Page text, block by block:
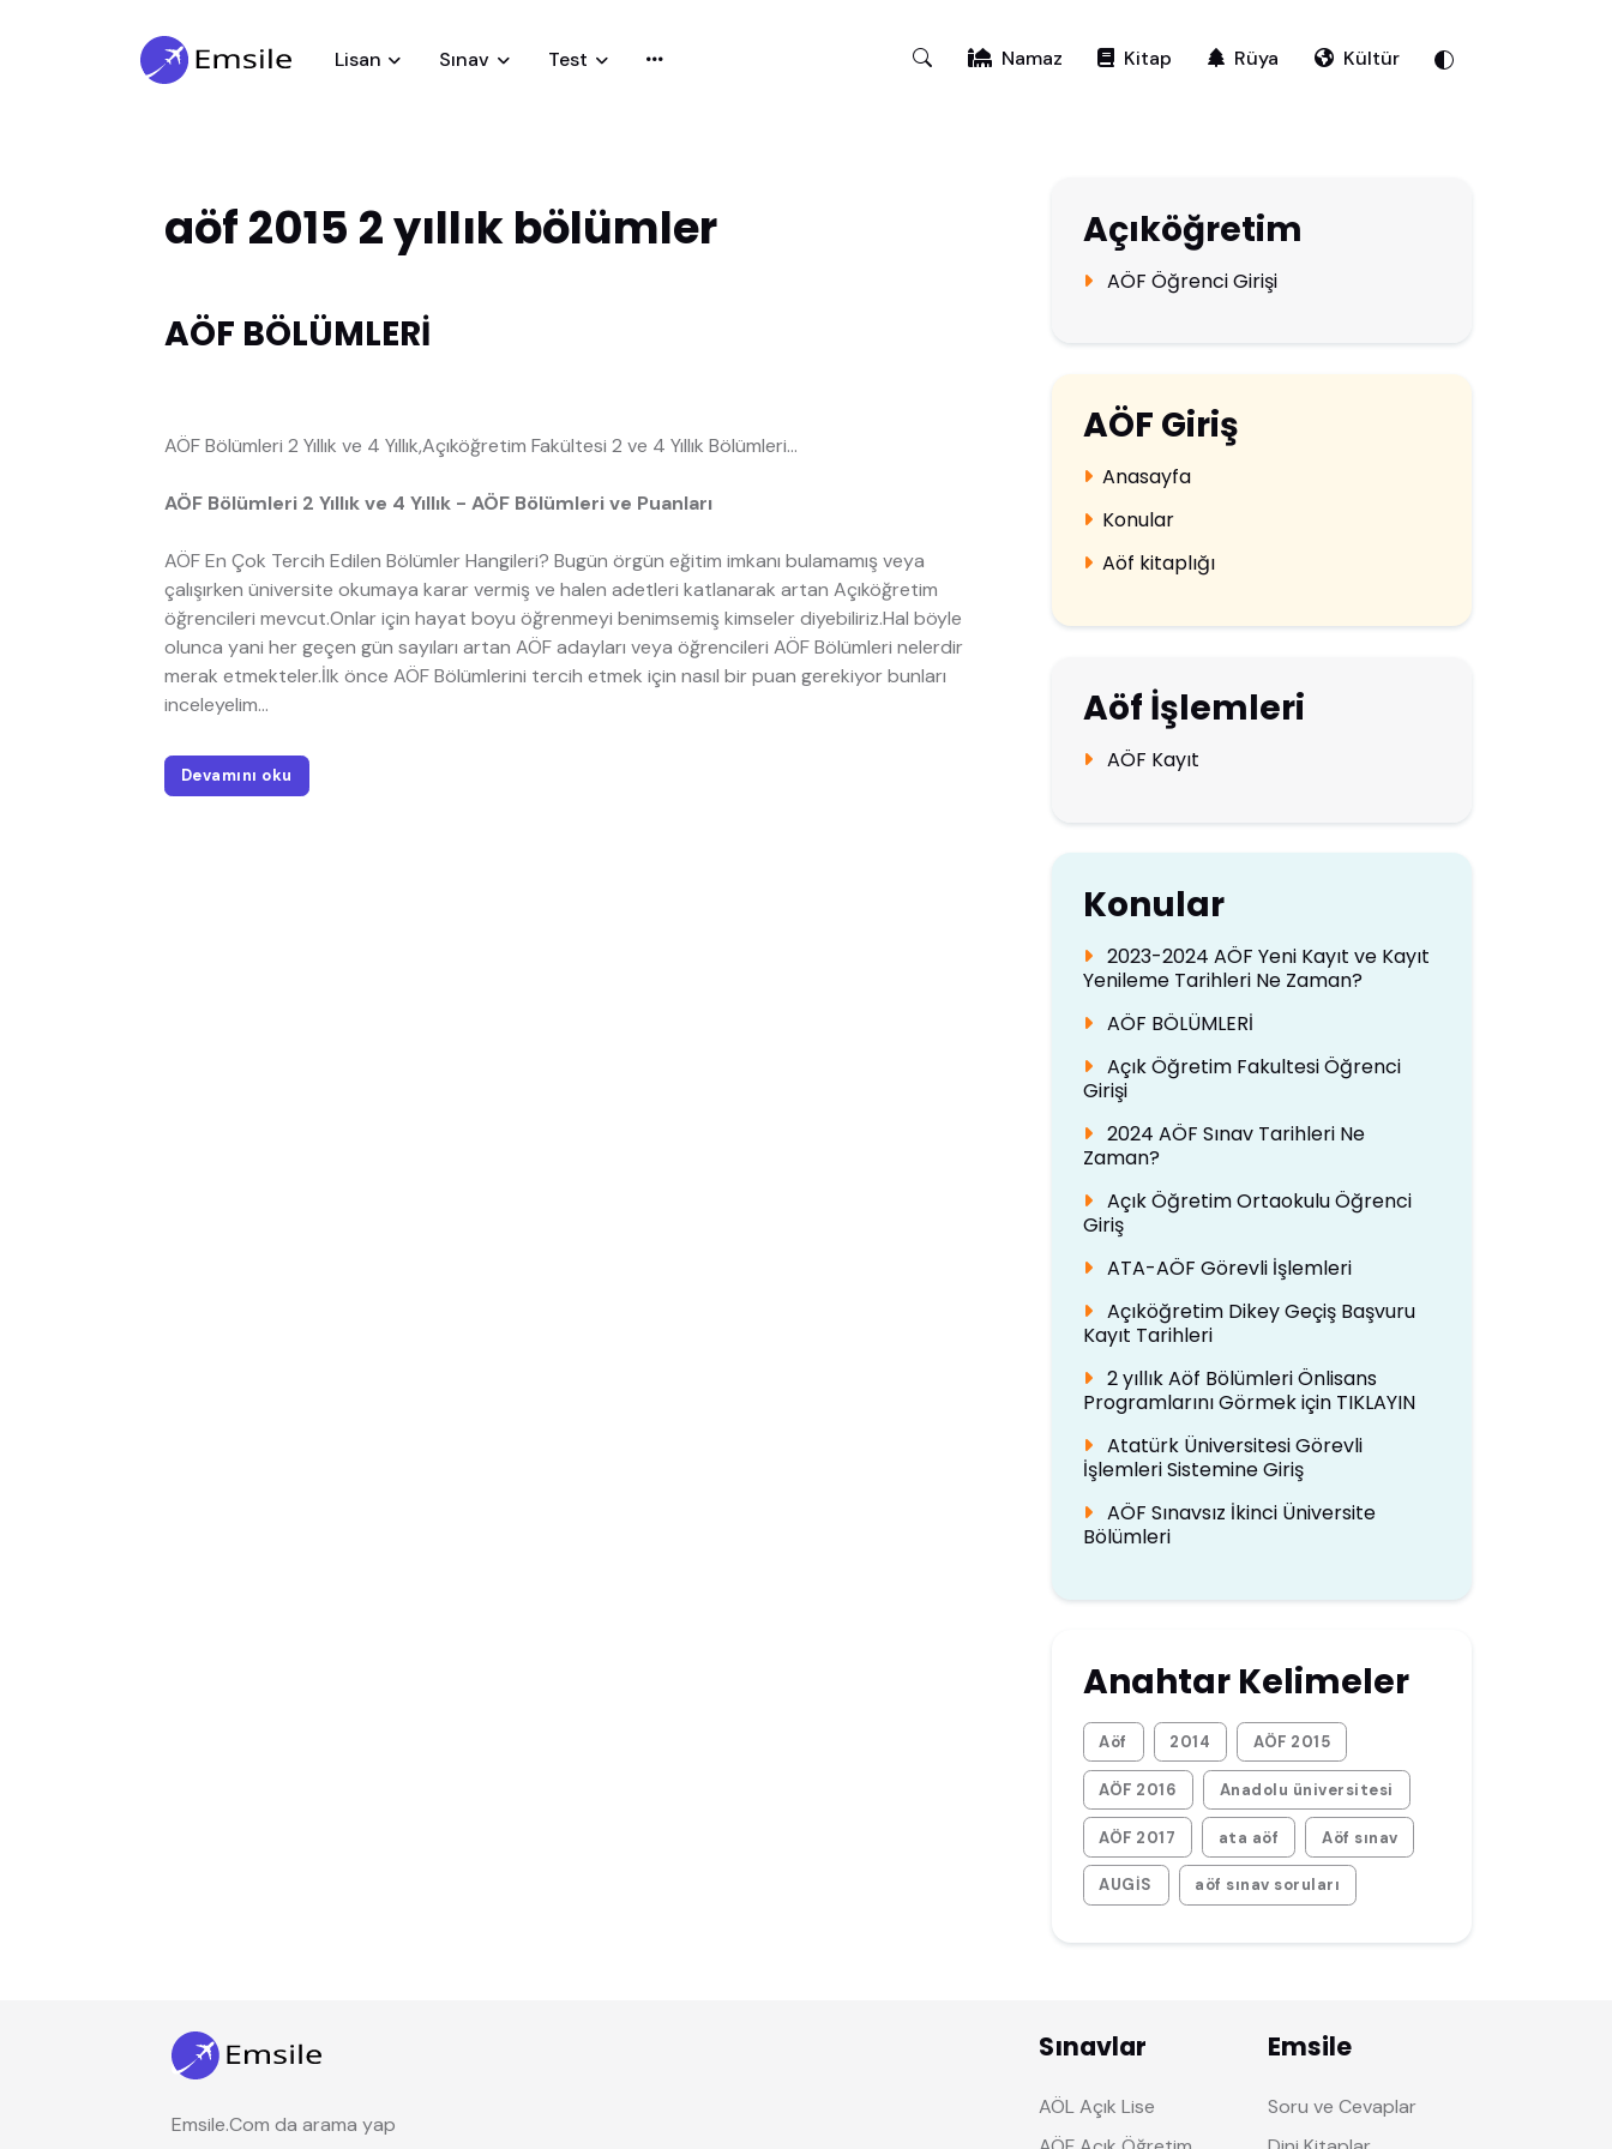
Lisan Sınav Test Namaz Kitap Rüya Kültür
aöf 2015 2 yıllık bölümler
AÖF BÖLÜMLERİ
AÖF Bölümleri 2 Yıllık ve 4 Yıllık,Açıköğretim Fakültesi 2 ve 4 Yıllık Bölümleri...
AÖF Bölümleri 2 Yıllık ve 4 Yıllık - AÖF Bölümleri ve Puanları
AÖF En Çok Tercih Edilen Bölümler Hangileri? Bugün örgün eğitim imkanı bulamamış veya
çalışırken üniversite okumaya karar vermiş ve halen adetleri katlanarak artan Açıköğretim
öğrencileri mevcut.Onlar için hayat boyu öğrenmeyi benimsemiş kimseler diyebiliriz.Hal böyle
olunca yani her geçen gün sayıları artan AÖF adayları veya öğrencileri AÖF Bölümleri nelerdir
merak etmekteler.İlk önce AÖF Bölümlerini tercih etmek için nasıl bir puan gerekiyor bunları
inceleyelim...
Devamını oku
Açıköğretim
AÖF Öğrenci Girişi
AÖF Giriş
Anasayfa
Konular
Aöf kitaplığı
Aöf İşlemleri
AÖF Kayıt
Konular
2023-2024 AÖF Yeni Kayıt ve Kayıt
Yenileme Tarihleri Ne Zaman?
AÖF BÖLÜMLERİ
Açık Öğretim Fakultesi Öğrenci
Girişi
2024 AÖF Sınav Tarihleri Ne
Zaman?
Açık Öğretim Ortaokulu Öğrenci
Giriş
ATA-AÖF Görevli İşlemleri
Açıköğretim Dikey Geçiş Başvuru
Kayıt Tarihleri
2 yıllık Aöf Bölümleri Önlisans
Programlarını Görmek için TIKLAYIN
Atatürk Üniversitesi Görevli
İşlemleri Sistemine Giriş
AÖF Sınavsız İkinci Üniversite
Bölümleri
Anahtar Kelimeler
Aöf 2014 AÖF 2015
AÖF 2016 Anadolu üniversitesi
AÖF 2017 ata aöf Aöf sınav
AUGİS aöf sınav soruları
Emsile.Com da arama yap
Sınavlar
AÖL Açık Lise
Emsile
Soru ve Cevaplar